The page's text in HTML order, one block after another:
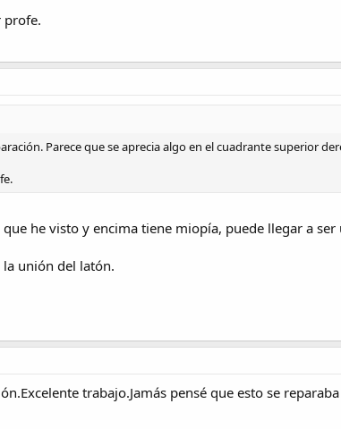
profe.
Parece que se aprecia algo en el cuadrante superior
he visto y encima tiene miopía, puede llegar a
unión del latón.
trabajo.Jamás pensé que esto se